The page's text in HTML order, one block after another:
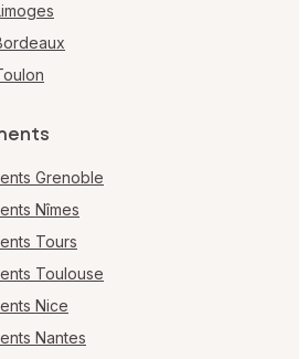
Grenoble
Nîmes
Tours
Toulouse
Nice
Nantes